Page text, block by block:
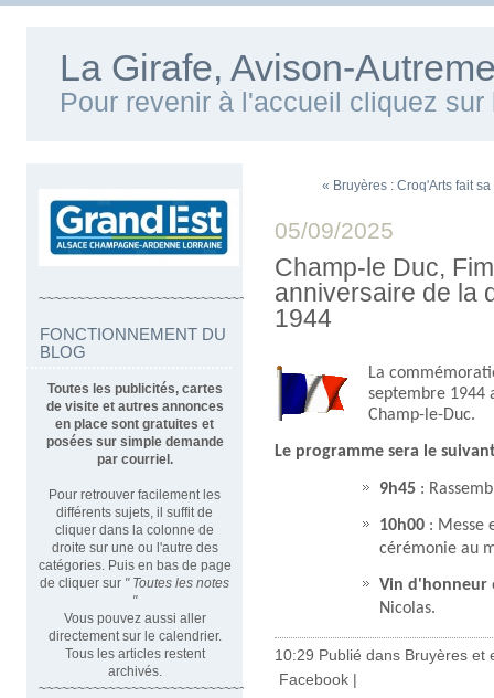
La Girafe, Avison-
Pour revenir à l'accueil cliquez sur
~~~~~~~~~~~~~~~~~~~~~~~~~~~~~~~~~~
FONCTIONNEMENT DU
BLOG
Toutes les publicités, cartes
de visite et autres annonces
en place sont gratuites et
posées sur simple demande
par courriel.
Pour retrouver facilement les
différents sujets, il suffit de
cliquer dans la colonne de
droite sur une ou l'autre des
catégories. Puis en bas de page
de cliquer sur " Toutes les notes
"
Vous pouvez aussi aller
directement sur le calendrier.
Tous les articles restent
archivés.
~~~~~~~~~~~~~~~~~~~~~~~~~~~~~~~~~
« Bruyères : Croq'Arts fait
05/09/2025
Champ-le Duc,
anniversaire de la
1944
La
septembre 1944
Champ-le-Duc. ​
Le programme sera le
9h45 :
10h00 : Messe
cérémonie au
Vin d'honneur
Nicolas. ​
10:29 Publié dans Bruyères et
Facebook |